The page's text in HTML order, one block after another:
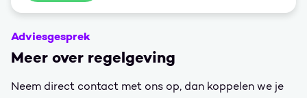
Adviesgesprek
Meer over regelgeving
Neem direct contact met ons op, dan koppelen we je